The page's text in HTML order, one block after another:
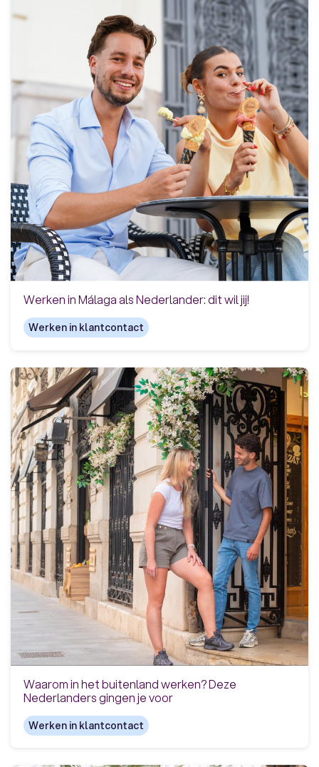
Werken in Málaga als Nederlander: dit wil jij!
Werken in klantcontact
Waarom in het buitenland werken? Deze
Nederlanders gingen je voor
Werken in klantcontact